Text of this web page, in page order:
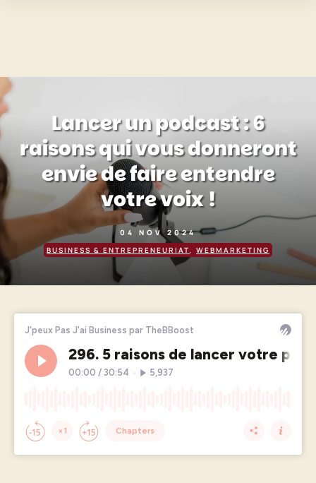
Lancer un podcast : 6
raisons qui vous donneront
envie de faire entendre
votre voix !
04 NOV 2024
BUSINESS & ENTREPRENEURIAT
WEBMARKETING